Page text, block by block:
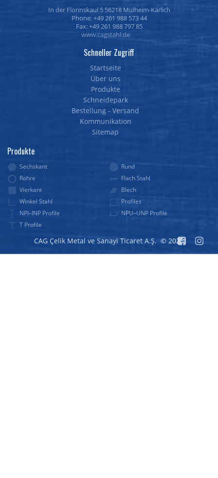
In der Florinskaul 5 56218 Mülheim-Kärlich
Phone: +49 261 988 573 44
Fax: +49 261 988 797 85
www.cagstahl.de
Schneller Zugriff
Startseite
Über uns
Produkte
Schneidepark
Bestellung - Versand
Kommunikation
Sitemap
Produkte
Sechskant
Rund
Rohre
Flach Stahl
Vierkant
Blech
Winkel Stahl
Profiles
NPI–INP Profile
NPU–UNP Profile
T Profile
CAG Çelik Metal ve Sanayi Ticaret A.Ş. © 2023